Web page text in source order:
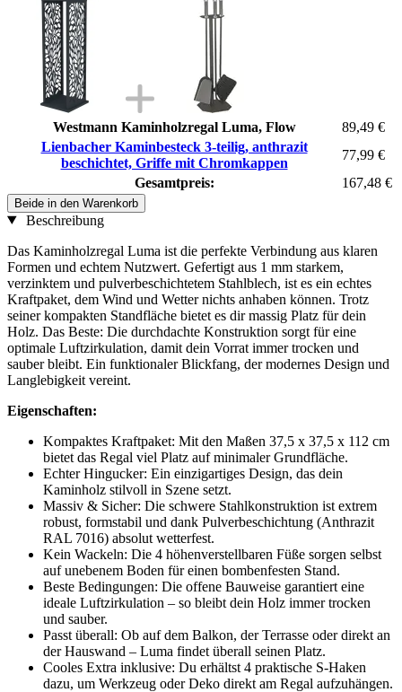
Westmann Kaminholzregal Luma, Flow
89,49 €
Lienbacher Kaminbesteck 3-teilig, anthrazit
beschichtet, Griffe mit Chromkappen
77,99 €
Gesamtpreis:
167,48 €
Beide in den Warenkorb
Beschreibung
Das Kaminholzregal Luma ist die perfekte Verbindung aus klaren
Formen und echtem Nutzwert. Gefertigt aus 1 mm starkem,
verzinktem und pulverbeschichtetem Stahlblech, ist es ein echtes
Kraftpaket, dem Wind und Wetter nichts anhaben können. Trotz
seiner kompakten Standfläche bietet es dir massig Platz für dein
Holz. Das Beste: Die durchdachte Konstruktion sorgt für eine
optimale Luftzirkulation, damit dein Vorrat immer trocken und
sauber bleibt. Ein funktionaler Blickfang, der modernes Design und
Langlebigkeit vereint.
Eigenschaften:
Kompaktes Kraftpaket: Mit den Maßen 37,5 x 37,5 x 112 cm
bietet das Regal viel Platz auf minimaler Grundfläche.
Echter Hingucker: Ein einzigartiges Design, das dein
Kaminholz stilvoll in Szene setzt.
Massiv & Sicher: Die schwere Stahlkonstruktion ist extrem
robust, formstabil und dank Pulverbeschichtung (Anthrazit
RAL 7016) absolut wetterfest.
Kein Wackeln: Die 4 höhenverstellbaren Füße sorgen selbst
auf unebenem Boden für einen bombenfesten Stand.
Beste Bedingungen: Die offene Bauweise garantiert eine
ideale Luftzirkulation – so bleibt dein Holz immer trocken
und sauber.
Passt überall: Ob auf dem Balkon, der Terrasse oder direkt an
der Hauswand – Luma findet überall seinen Platz.
Cooles Extra inklusive: Du erhältst 4 praktische S-Haken
dazu, um Werkzeug oder Deko direkt am Regal aufzuhängen.